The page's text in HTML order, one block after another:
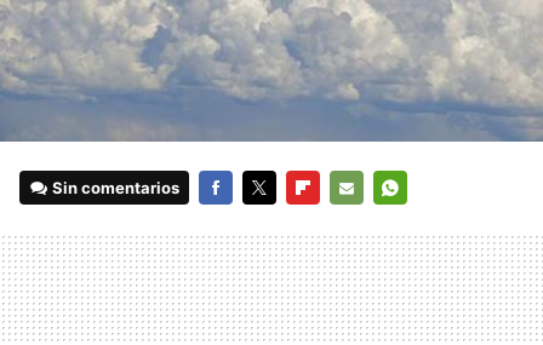
Sin comentarios
MAIL